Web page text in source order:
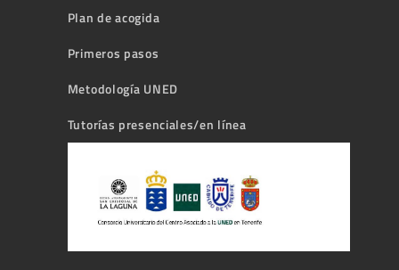
Plan de acogida
Primeros pasos
Metodología UNED
Tutorías presenciales/en línea